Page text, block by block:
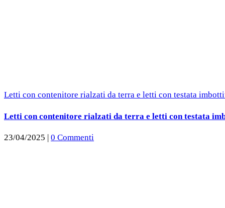
Letti con contenitore rialzati da terra e letti con testata
Letti con contenitore rialzati da terra e letti con testata
23/04/2025 0 Commenti